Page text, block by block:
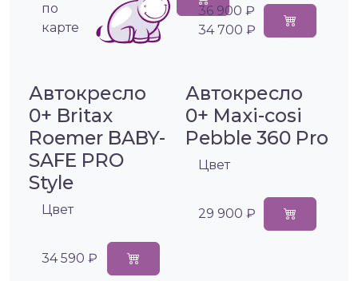
по
карте
36 900 ₽
34 700 ₽
Автокресло
0+ Britax
Roemer BABY-
SAFE PRO
Style
Цвет
34 590 ₽
Автокресло
0+ Maxi-cosi
Pebble 360 Pro
Цвет
29 900 ₽